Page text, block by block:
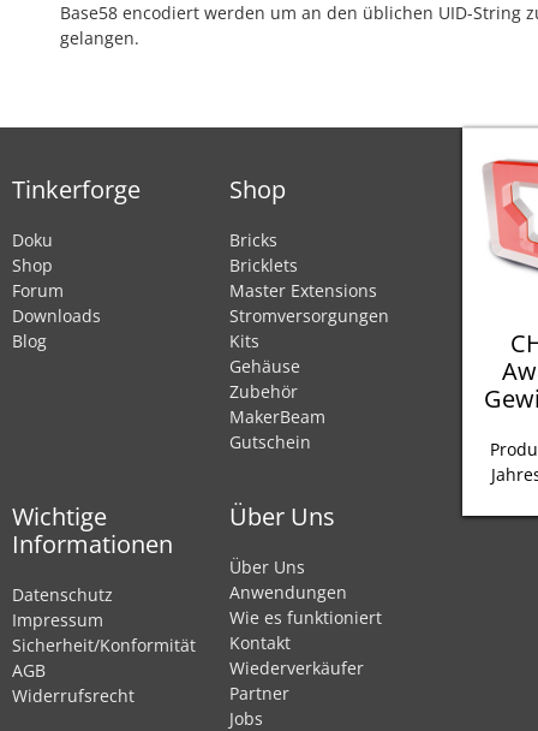
Base58 encodiert werden um an den üblichen UID-String
gelangen.
Tinkerforge
Doku
Shop
Forum
Downloads
Blog
Shop
Bricks
Bricklets
Master Extensions
Stromversorgungen
Kits
Gehäuse
Zubehör
MakerBeam
Gutschein
Wichtige
Informationen
Datenschutz
Impressum
Sicherheit/Konformität
AGB
Widerrufsrecht
Über Uns
Über Uns
Anwendungen
Wie es funktioniert
Kontakt
Wiederverkäufer
Partner
Jobs